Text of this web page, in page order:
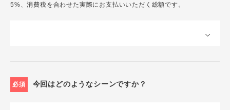
5%、消費税を合わせた実際にお支払いいただく総額です。
必須 今回はどのようなシーンですか？